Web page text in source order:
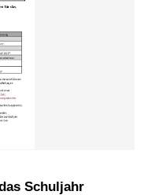
Schuljahr